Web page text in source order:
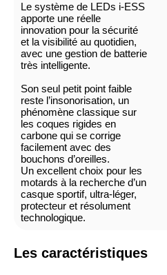
Le système de LEDs i-ESS
apporte une réelle
innovation pour la sécurité
et la visibilité au quotidien,
avec une gestion de batterie
très intelligente.
Son seul petit point faible
reste l’insonorisation, un
phénomène classique sur
les coques rigides en
carbone qui se corrige
facilement avec des
bouchons d’oreilles.
Un excellent choix pour les
motards à la recherche d’un
casque sportif, ultra-léger,
protecteur et résolument
technologique.
Les caractéristiques